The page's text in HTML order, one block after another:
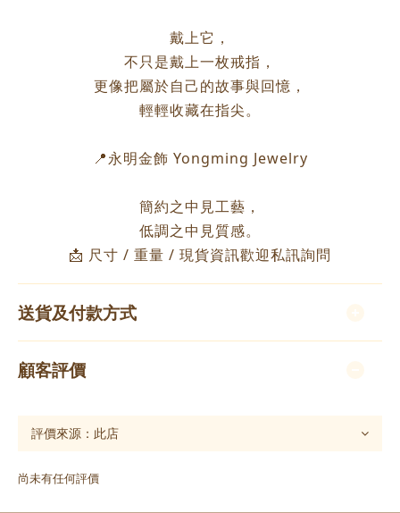
戴上它，
不只是戴上一枚戒指，
更像把屬於自己的故事與回憶，
輕輕收藏在指尖。
📍永明金飾 Yongming Jewelry
簡約之中見工藝，
低調之中見質感。
📩 尺寸 / 重量 / 現貨資訊歡迎私訊詢問
送貨及付款方式
顧客評價
尚未有任何評價